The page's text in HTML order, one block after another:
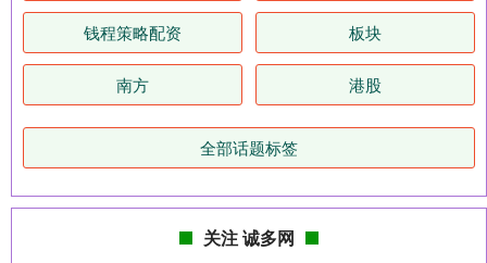
钱程策略配资 板块
南方 港股
全部话题标签
关注 诚多网